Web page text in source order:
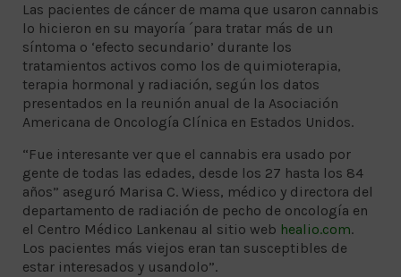
Las pacientes de cáncer de mama que usaron cannabis
lo hicieron en su mayoría ´para tratar más de un
síntoma o ‘efecto secundario’ durante los
tratamientos activos como los de quimioterapia,
terapia hormonal y radiación, según los datos
presentados en la reunión anual de la Asociación
Americana de Oncología Clínica en Estados Unidos.
“Fue interesante ver que el cannabis era usado por
gente de todas las edades, desde los 27 hasta los 84
años” aseguró Marisa C. Wiess, médico y directora del
departamento de radiación de pecho de oncología en
el Centro Médico Lankenau al sitio web healio.com.
Los pacientes más viejos eran tan susceptibles de
estar interesados y usandolo”.